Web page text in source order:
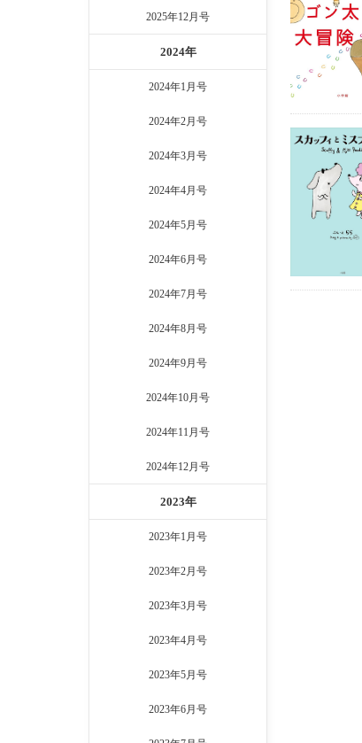
2025年12月号
2024年
2024年1月号
2024年2月号
2024年3月号
2024年4月号
2024年5月号
2024年6月号
2024年7月号
2024年8月号
2024年9月号
2024年10月号
2024年11月号
2024年12月号
2023年
2023年1月号
2023年2月号
2023年3月号
2023年4月号
2023年5月号
2023年6月号